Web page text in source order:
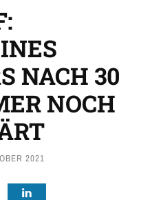
NACH 30
NOCH
2021